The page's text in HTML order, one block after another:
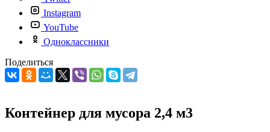
Instagram
YouTube
Одноклассники
Поделиться
Контейнер для мусора 2,4 м3